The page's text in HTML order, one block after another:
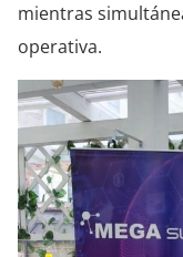
mientras
operativa.